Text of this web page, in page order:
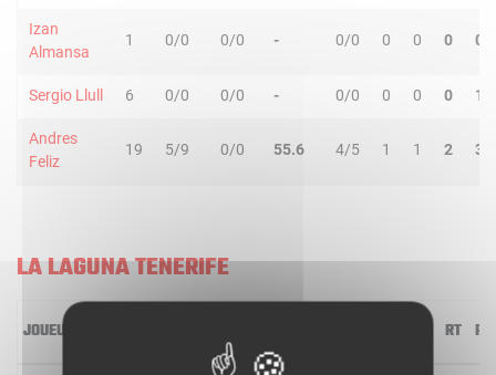
Izan
Almansa
1 0/0 0/0 - 0/0 0 0 0 0
Sergio Llull 6 0/0 0/0 - 0/0 0 0 0 1
Andres
Feliz
19 5/9 0/0 55.6 4/5 1 1 2 3
LA LAGUNA TENERIFE
JOUEUR RT PD